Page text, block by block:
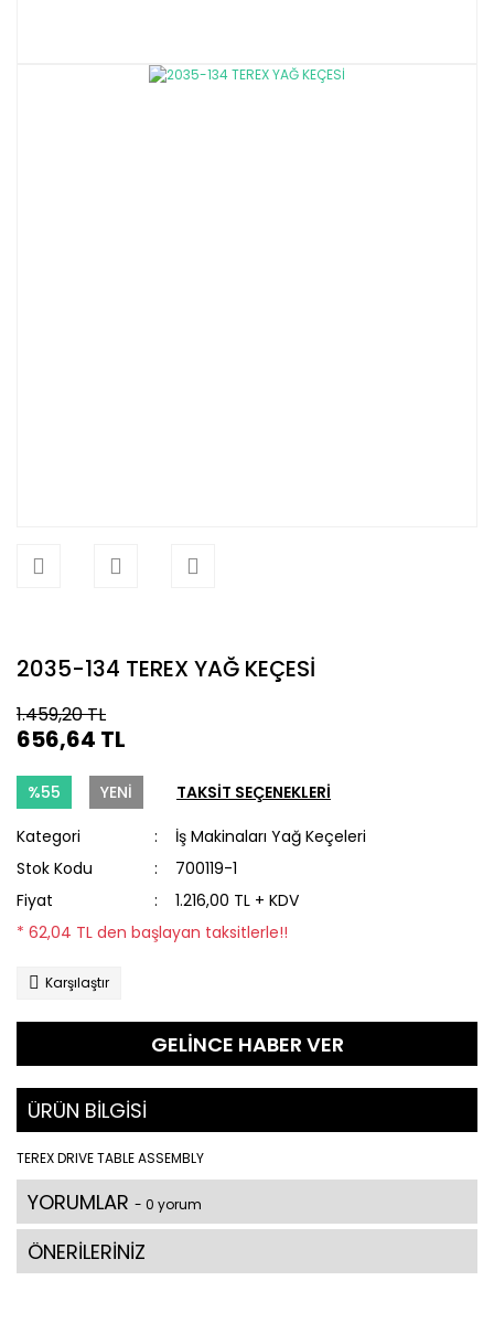
2035-134 TEREX YAĞ KEÇESİ
1.459,20 TL
656,64 TL
%55 YENİ TAKSİT SEÇENEKLERİ
Kategori
İş Makinaları Yağ Keçeleri
Stok Kodu
700119-1
Fiyat
1.216,00 TL + KDV
* 62,04 TL den başlayan taksitlerle!!
Karşılaştır
GELİNCE HABER VER
ÜRÜN BİLGİSİ
TEREX DRIVE TABLE ASSEMBLY
YORUMLAR - 0 yorum
ÖNERİLERİNİZ